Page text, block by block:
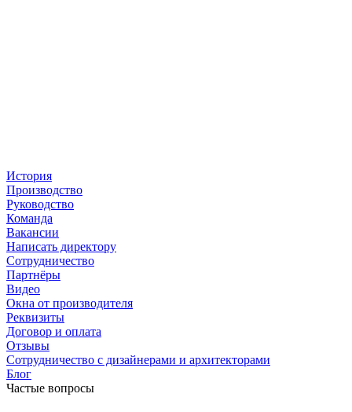
История
Производство
Руководство
Команда
Вакансии
Написать директору
Сотрудничество
Партнёры
Видео
Окна от производителя
Реквизиты
Договор и оплата
Отзывы
Сотрудничество с дизайнерами и архитекторами
Блог
Частые вопросы